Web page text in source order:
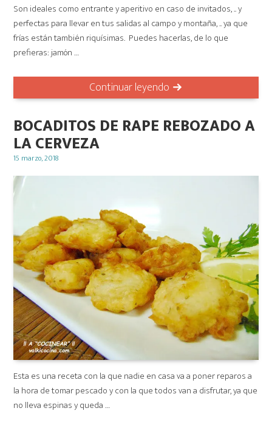
Son ideales como entrante y aperitivo en caso de invitados, .. y
perfectas para llevar en tus salidas al campo y montaña, .. ya que
frías están también riquísimas. Puedes hacerlas, de lo que
prefieras: jamón …
Continuar leyendo
BOCADITOS DE RAPE REBOZADO A
LA CERVEZA
Posted
15 marzo, 2018
Esta es una receta con la que nadie en casa va a poner reparos a
la hora de tomar pescado y con la que todos van a disfrutar, ya que
no lleva espinas y queda …